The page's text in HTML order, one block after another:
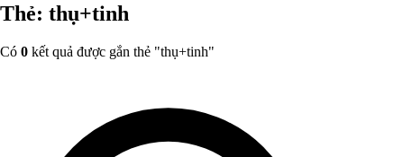
Thẻ: thụ+tinh
Có 0 kết quả được gắn thẻ "thụ+tinh"